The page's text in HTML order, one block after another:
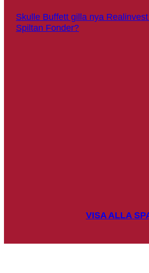
Skulle Buffett gilla nya
Spiltan Fonder?
VISA ALLA